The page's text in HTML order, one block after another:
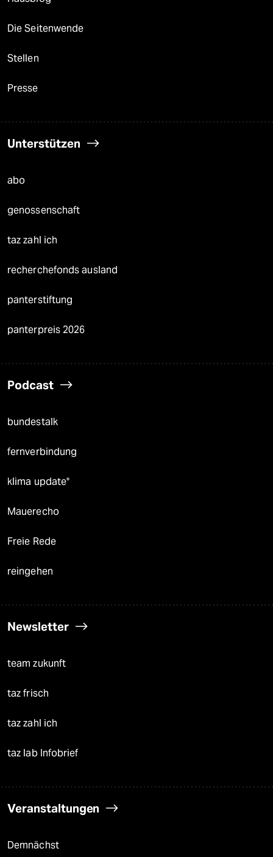
Die Seitenwende
Stellen
Presse
Unterstützen
abo
genossenschaft
taz zahl ich
recherchefonds ausland
panterstiftung
panterpreis 2026
Podcast
bundestalk
fernverbindung
klima update°
Mauerecho
Freie Rede
reingehen
Newsletter
team zukunft
taz frisch
taz zahl ich
taz lab Infobrief
Veranstaltungen
Demnächst